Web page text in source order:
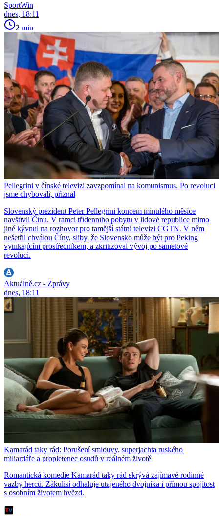
SportWin
dnes, 18:11
2 min
Pellegrini v čínské televizi zavzpomínal na komunismus. Po revoluci
jsme chybovali, přiznal
Slovenský prezident Peter Pellegrini koncem minulého měsíce
navštívil Čínu. V rámci třídenního pobytu v lidové republice mimo
jiné kývnul na rozhovor pro tamější státní televizi CGTN. V něm
nešetřil chválou Číny, sliby, že Slovensko může být pro Peking
vynikajícím prostředníkem, a zkritizoval vývoj po sametové
revoluci.
Aktuálně.cz - Zprávy
dnes, 18:11
Kamarád taky rád: Porušení smlouvy, superjachta ruského
miliardáře a propletenec osudů v reálném životě
Romantická komedie Kamarád taky rád skrývá zajímavé rodinné
vazby herců. Zákulisí odhaluje utajeného dvojníka i přímou spojitost
s osobním životem hvězd.